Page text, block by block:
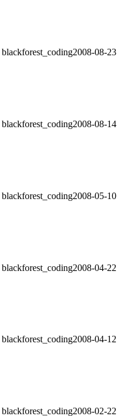
blackforest_coding2008-08-
blackforest_coding2008-08-
blackforest_coding2008-05-
blackforest_coding2008-04-
blackforest_coding2008-04-
blackforest_coding2008-02-